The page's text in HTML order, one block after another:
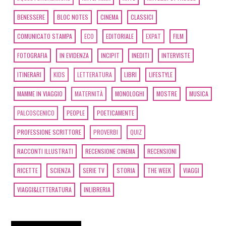
Agosto 2020
[03]Caro e stinto, di Maury
Incen: incipit
Maggio 2020
[25]Natura morta, di Andrea
Giorgi: incipit
Aprile 2020
[27]I racconti incantati, di
BENESSERE BLOC NOTES CINEMA CLASSICI
COMUNICATO STAMPA ECO EDITORIALE EXPAT FILM
FOTOGRAFIA IN EVIDENZA INCIPIT INEDITI INTERVISTE
ITINERARI KIDS LETTERATURA LIBRI LIFESTYLE
MAMME IN VIAGGIO MATERNITÀ MONOLOGHI MOSTRE MUSICA
PALCOSCENICO PEOPLE POETICAMENTE
PROFESSIONE SCRITTORE PROVERBI QUIZ
RACCONTI ILLUSTRATI RECENSIONE CINEMA RECENSIONI
RICETTE SCIENZA SERIE TV STORIA THE WEEK VIAGGI
VIAGGI&LETTERATURA INLIBRERIA